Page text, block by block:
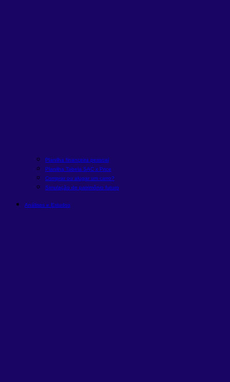
Planilha financeira pessoal
Planilha Tabela SAC x Price
Comprar ou alugar um carro?
Simulação de patrimônio futuro
Análises e Estudos